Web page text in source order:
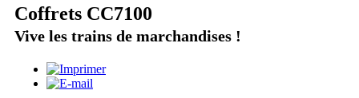
Coffrets CC7100
Vive les trains de marchandises !